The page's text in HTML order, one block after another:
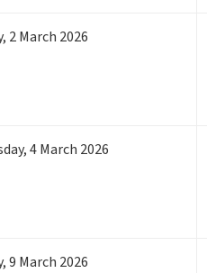
, 2March 2026
,4March 2026
,9 March 2026